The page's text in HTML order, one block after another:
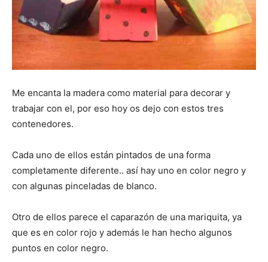
Me encanta la madera como material para decorar y
trabajar con el, por eso hoy os dejo con estos tres
contenedores.
Cada uno de ellos están pintados de una forma
completamente diferente.. así hay uno en color negro y
con algunas pinceladas de blanco.
Otro de ellos parece el caparazón de una mariquita, ya
que es en color rojo y además le han hecho algunos
puntos en color negro.